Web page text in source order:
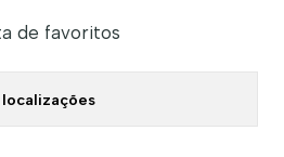
de favoritos